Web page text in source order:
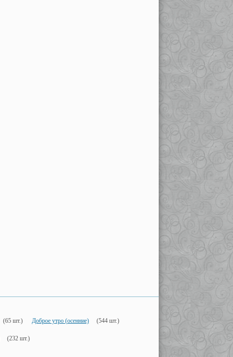
(65 шт.) Доброе утро (осенние) (544 шт.)
(232 шт.)